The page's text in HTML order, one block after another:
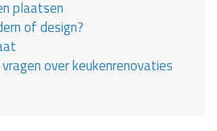
plaatsen
of design?
over keukenrenovaties